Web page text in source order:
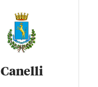
Canelli